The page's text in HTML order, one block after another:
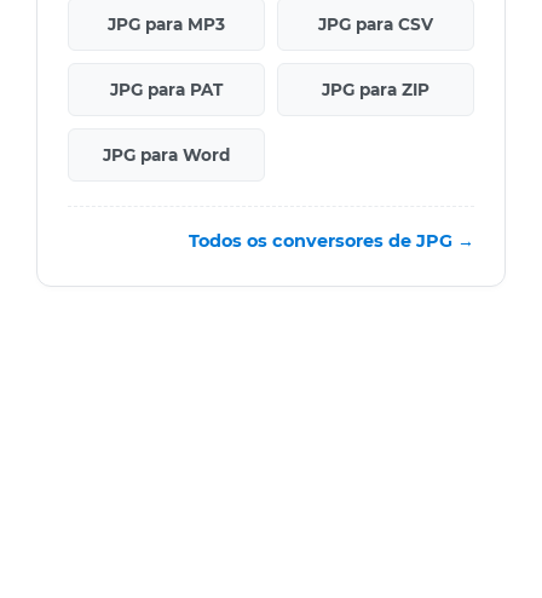
JPG para MP3 JPG para CSV
JPG para PAT JPG para ZIP
JPG para Word
Todos os conversores de JPG →